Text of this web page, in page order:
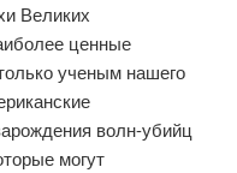
Великих
ценные
ученым нашего
волн-убийц
могут